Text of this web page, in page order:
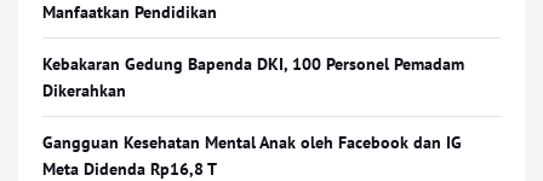
Manfaatkan Pendidikan
Kebakaran Gedung Bapenda DKI, 100 Personel Pemadam
Dikerahkan
Gangguan Kesehatan Mental Anak oleh Facebook dan IG
Meta Didenda Rp16,8 T